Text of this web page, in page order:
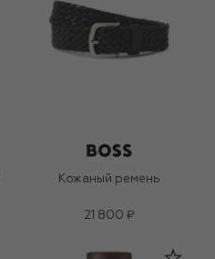
Кожаный ремень
21 800 ₽